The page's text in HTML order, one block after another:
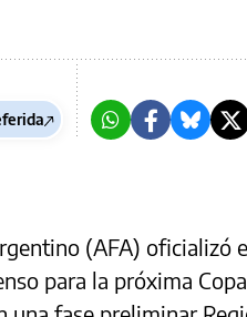
(AFA) oficializó
para la próxima